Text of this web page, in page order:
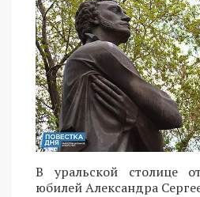
В уральской столице
юбилей Александра